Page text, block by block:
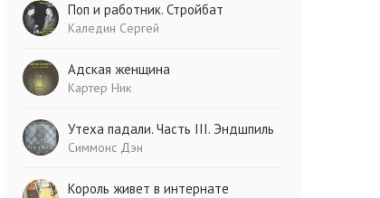
Поп и работник. Стройбат
Каледин Сергей
Адская женщина
Картер Ник
Утеха падали. Часть III. Эндшпиль
Симмонс Дэн
Король живет в интернате